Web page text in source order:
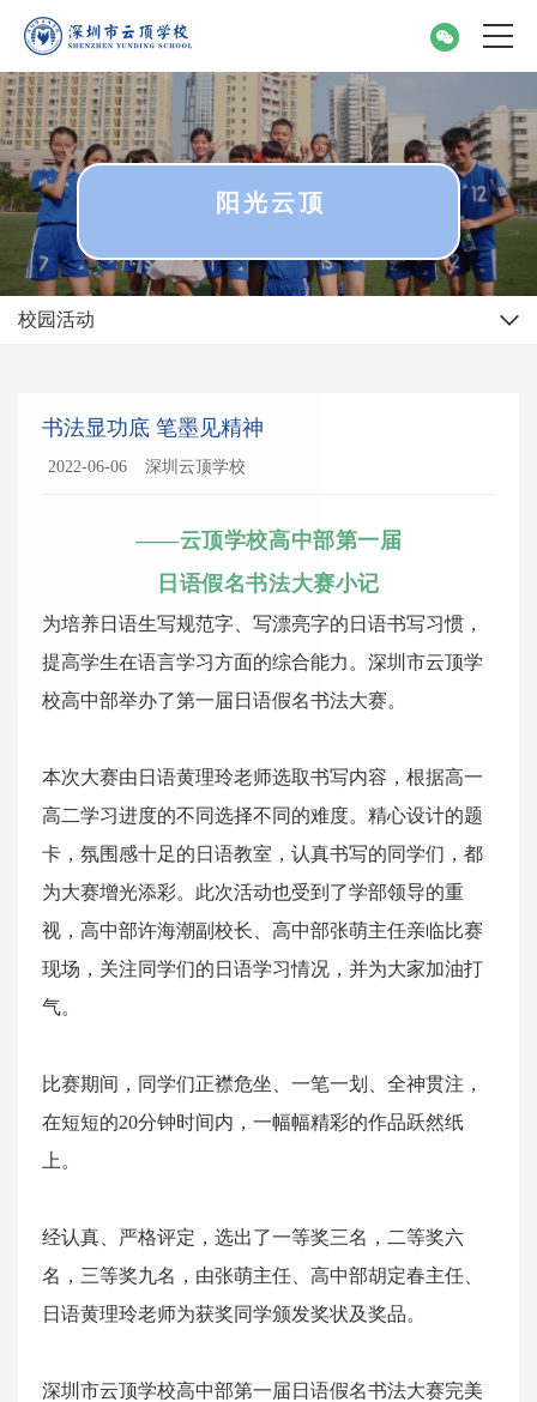
阳光云顶
校园活动
书法显功底 笔墨见精神
2022-06-06 深圳云顶学校
——云顶学校高中部第一届
日语假名书法大赛小记
为培养日语生写规范字、写漂亮字的日语书写习惯，
提高学生在语言学习方面的综合能力。深圳市云顶学
校高中部举办了第一届日语假名书法大赛。
本次大赛由日语黄理玲老师选取书写内容，根据高一
高二学习进度的不同选择不同的难度。精心设计的题
卡，氛围感十足的日语教室，认真书写的同学们，都
为大赛增光添彩。此次活动也受到了学部领导的重
视，高中部许海潮副校长、高中部张萌主任亲临比赛
现场，关注同学们的日语学习情况，并为大家加油打
气。
比赛期间，同学们正襟危坐、一笔一划、全神贯注，
在短短的20分钟时间内，一幅幅精彩的作品跃然纸
上。
经认真、严格评定，选出了一等奖三名，二等奖六
名，三等奖九名，由张萌主任、高中部胡定春主任、
日语黄理玲老师为获奖同学颁发奖状及奖品。
深圳市云顶学校高中部第一届日语假名书法大赛完美